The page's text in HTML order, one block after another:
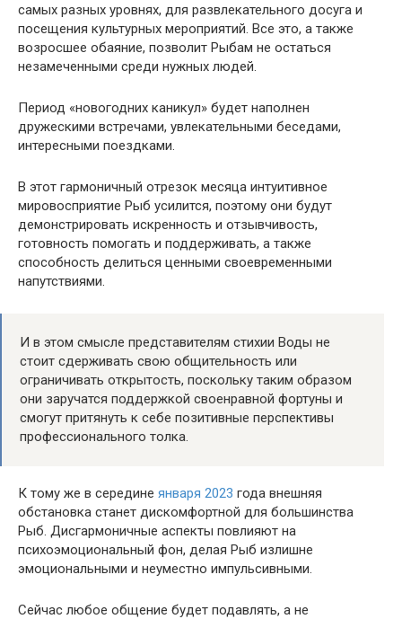
самых разных уровнях, для развлекательного досуга и
посещения культурных мероприятий. Все это, а также
возросшее обаяние, позволит Рыбам не остаться
незамеченными среди нужных людей.
Период «новогодних каникул» будет наполнен
дружескими встречами, увлекательными беседами,
интересными поездками.
В этот гармоничный отрезок месяца интуитивное
мировосприятие Рыб усилится, поэтому они будут
демонстрировать искренность и отзывчивость,
готовность помогать и поддерживать, а также
способность делиться ценными своевременными
напутствиями.
И в этом смысле представителям стихии Воды не
стоит сдерживать свою общительность или
ограничивать открытость, поскольку таким образом
они заручатся поддержкой своенравной фортуны и
смогут притянуть к себе позитивные перспективы
профессионального толка.
К тому же в середине января 2023 года внешняя
обстановка станет дискомфортной для большинства
Рыб. Дисгармоничные аспекты повлияют на
психоэмоциональный фон, делая Рыб излишне
эмоциональными и неуместно импульсивными.
Сейчас любое общение будет подавлять, а не